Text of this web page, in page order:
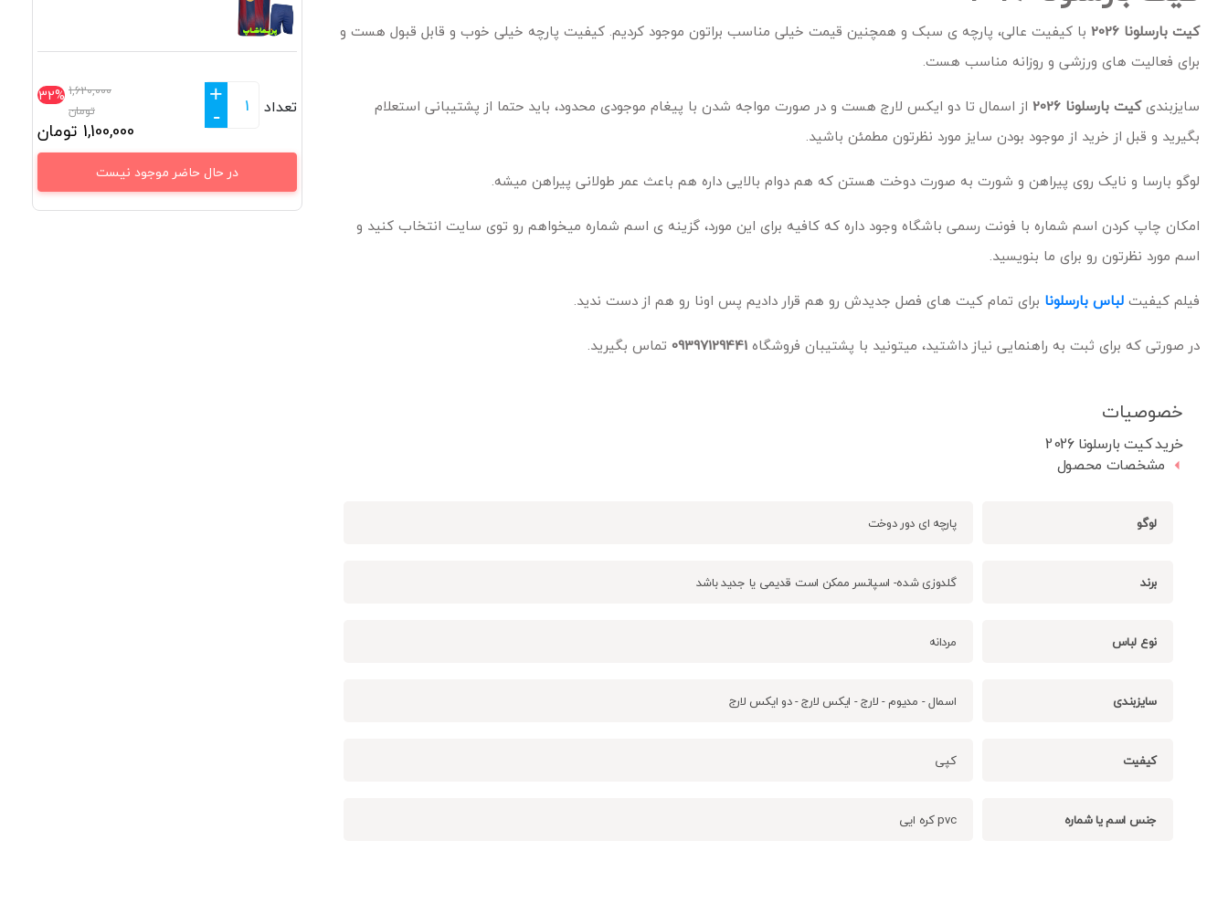
کیت بارسلونا 2026
با کیفیت عالی، پارچه ی سبک و همچنین قیمت خیلی مناسب براتون موجود کردیم. کیفیت پارچه خیلی خوب و قابل قبول هست و
برای فعالیت های ورزشی و روزانه مناسب هست.
سایزبندیکیت بارسلونا 2026
از اسمال تا دو ایکس لارج هست و در صورت مواجه شدن با پیغام موجودی محدود، باید حتما از پشتیبانی استعلام
بگیرید و قبل از خرید از موجود بودن سایز مورد نظرتون مطمئن باشید.
لوگو بارسا و نایک روی پیراهن و شورت به صورت دوخت هستن که هم دوام بالایی داره هم باعث عمر طولانی پیراهن میشه.
امکان چاپ کردن اسم شماره با فونت رسمی باشگاه وجود داره که کافیه برای این مورد، گزینه ی اسم شماره میخواهم رو توی سایت انتخاب کنید و
اسم مورد نظرتون رو برای ما بنویسید.
فیلم کیفیتلباس بارسلونا برای تمام کیت های فصل جدیدش رو هم قرار دادیم پس اونا رو هم از دست ندید.
در صورتی که برای ثبت به راهنمایی نیاز داشتید، میتونید با پشتیبان فروشگاه09397129441 تماس بگیرید.
خصوصیات
خرید کیت بارسلونا 2026
مشخصات محصول
لوگو پارچه ای دور دوخت
برند گلدوزی شده- اسپانسر ممکن است قدیمی یا جدید باشد
نوع لباس مردانه
سایزبندی اسمال - مدیوم - لارج - ایکس لارج - دو ایکس لارج
کیفیت کپی
جنس اسم یا شماره pvc کره ایی
32% 1,620,000
تومان
1,100,000 تومان
تعداد
+
-
در حال حاضر موجود نیست